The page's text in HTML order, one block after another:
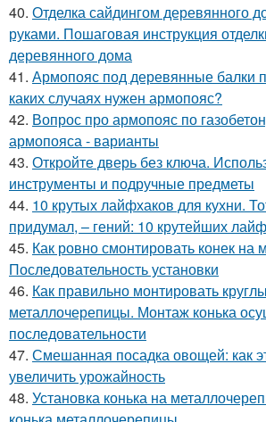
40. Отделка сайдингом деревянного
руками. Пошаговая инструкция
деревянного дома
41. Армопояс под деревянные балки
каких случаях нужен армопояс?
42. Вопрос про армопояс по
армопояса - варианты
43. Откройте дверь без ключа.
инструменты и подручные предметы
44. 10 крутых лайфхаков для кухни.
придумал, – гений: 10 крутейших
45. Как ровно смонтировать конек на
Последовательность установки
46. Как правильно монтировать
металлочерепицы. Монтаж конька
последовательности
47. Смешанная посадка овощей: как
увеличить урожайность
48. Установка конька на